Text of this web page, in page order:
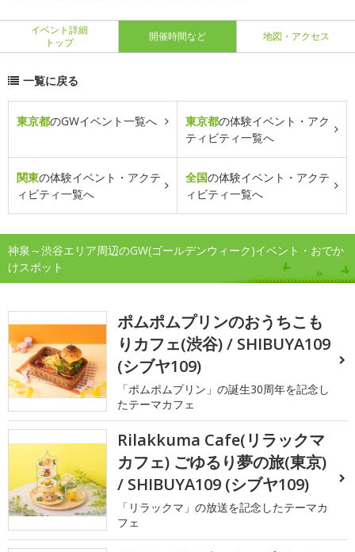
イベント詳細
トップ
開催時間など 地図・アクセス
一覧に戻る
東京都のGWイベント一覧へ 東京都の体験イベント・アク
ティビティ一覧へ
関東の体験イベント・アクテ
ィビティ一覧へ
全国の体験イベント・アクテ
ィビティ一覧へ
神泉～渋谷エリア周辺のGW(ゴールデンウィーク)イベント・おでか
けスポット
ポムポムプリンのおうちこも
りカフェ(渋谷) / SHIBUYA109
(シブヤ109)
「ポムポムプリン」の誕生30周年を記念し
たテーマカフェ
Rilakkuma Cafe(リラックマ
カフェ) ごゆるり夢の旅(東京)
/ SHIBUYA109 (シブヤ109)
「リラックマ」の放送を記念したテーマカ
フェ